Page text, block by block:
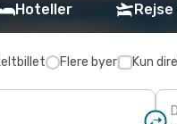
Hoteller
Flere byer Kun